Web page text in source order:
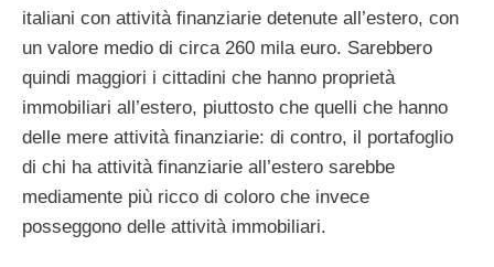
italiani con attività finanziarie detenute all’estero, con
un valore medio di circa 260 mila euro. Sarebbero
quindi maggiori i cittadini che hanno proprietà
immobiliari all’estero, piuttosto che quelli che hanno
delle mere attività finanziarie: di contro, il portafoglio
di chi ha attività finanziarie all’estero sarebbe
mediamente più ricco di coloro che invece
posseggono delle attività immobiliari.